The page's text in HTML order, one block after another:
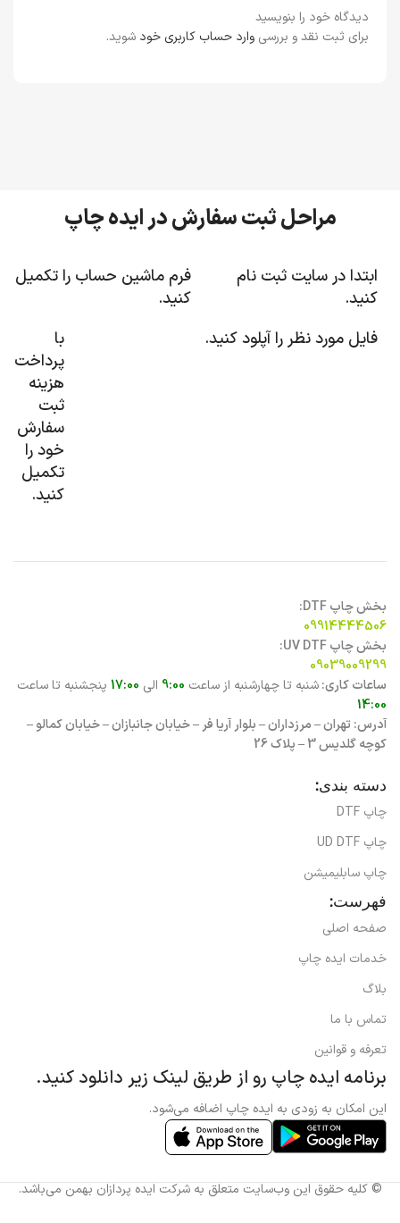
دیدگاه خود را بنویسید
برای ثبت نقد و بررسی وارد حساب کاربری خود شوید.
مراحل ثبت سفارش در ایده چاپ
ابتدا در سایت ثبت نام
کنید.
فرم ماشین حساب را تکمیل
کنید.
فایل مورد نظر را آپلود کنید.
با
پرداخت
هزینه
ثبت
سفارش
خود را
تکمیل
کنید.
بخش چاپ DTF:
09914444506
بخش چاپ UV DTF:
09039009299
ساعات کاری:شنبه تا چهارشنبه از ساعت 9:00 الی 17:00 پنجشنبه تا ساعت
14:00
آدرس: تهران – مرزداران – بلوار آریا فر – خیابان جانبازان – خیابان کمالو –
کوچه گلدیس 3 – پلاک 26
دسته بندی:
چاپ DTF
چاپ UD DTF
چاپ سابلیمیشن
فهرست:
صفحه اصلی
خدمات ایده چاپ
بلاگ
تماس با ما
تعرفه و قوانین
برنامه ایده چاپ رو از طریق لینک زیر دانلود کنید.
این امکان به زودی به ایده چاپ اضافه می‌شود.
© کلیه حقوق این وب‌سایت متعلق به شرکت ایده پردازان بهمن می‌باشد.